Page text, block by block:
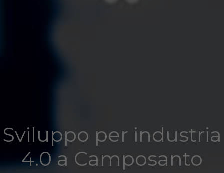
Sviluppo per industria
4.0 a Camposanto